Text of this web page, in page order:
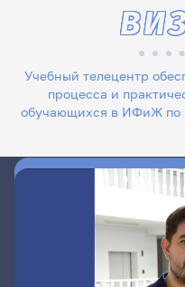
Учебный телецентр
процесса и
обучающихся в ИФиЖ по